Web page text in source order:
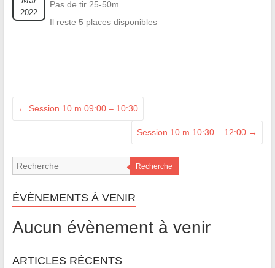
2022
Pas de tir 25-50m
Il reste 5 places disponibles
← Session 10 m 09:00 – 10:30
Session 10 m 10:30 – 12:00 →
Recherche
ÉVÈNEMENTS À VENIR
Aucun évènement à venir
ARTICLES RÉCENTS